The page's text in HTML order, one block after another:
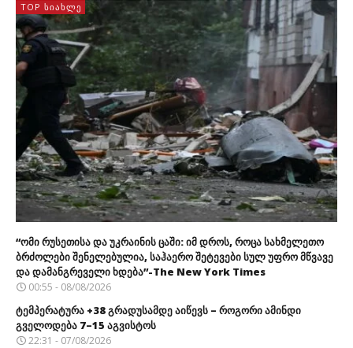
TOP ᲡᲘᲐᲮᲚᲔ
“ომი რუსეთისა და უკრაინის ცაში: იმ დროს, როცა სახმელეთო
ბრძოლები შენელებულია, საჰაერო შეტევები სულ უფრო მწვავე
და დამანგრეველი ხდება”-The New York Times
00:55 - 08/08/2026
ტემპერატურა +38 გრადუსამდე აიწევს – როგორი ამინდი
გველოდება 7–15 აგვისტოს
22:31 - 07/08/2026